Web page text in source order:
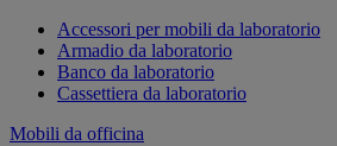
Accessori per mobili da laboratorio
Armadio da laboratorio
Banco da laboratorio
Cassettiera da laboratorio
Mobili da officina